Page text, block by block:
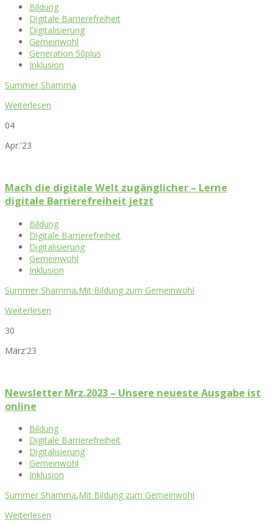
Bildung
Digitale Barrierefreiheit
Digitalisierung
Gemeinwohl
Generation 50plus
Inklusion
Summer Shamma
Weiterlesen
04
Apr.'23
Mach die digitale Welt zugänglicher – Lerne
digitale Barrierefreiheit jetzt
Bildung
Digitale Barrierefreiheit
Digitalisierung
Gemeinwohl
Inklusion
Summer Shamma,Mit Bildung zum Gemeinwohl
Weiterlesen
30
März'23
Newsletter Mrz.2023 – Unsere neueste Ausgabe ist
online
Bildung
Digitale Barrierefreiheit
Digitalisierung
Gemeinwohl
Inklusion
Summer Shamma,Mit Bildung zum Gemeinwohl
Weiterlesen